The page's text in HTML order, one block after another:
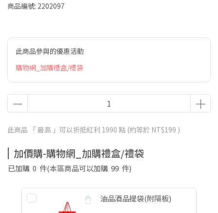
商品編號: 2202097
此商品參與的優惠活動
購物網_加購禮盒/禮袋
此商品 「 最高 」可以折抵紅利 1990 點 (約等於 NT$199 )
加價購-購物網_加購禮盒/禮袋
已加購 0 件(本區商品可以加購 99 件)
油品酒品提袋(附隔板)